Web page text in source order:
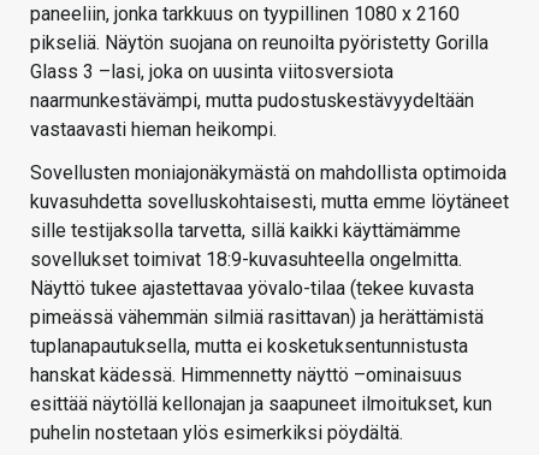
paneeliin, jonka tarkkuus on tyypillinen 1080 x 2160
pikseliä. Näytön suojana on reunoilta pyöristetty Gorilla
Glass 3 –lasi, joka on uusinta viitosversiota
naarmunkestävämpi, mutta pudostuskestävyydeltään
vastaavasti hieman heikompi.
Sovellusten moniajonäkymästä on mahdollista optimoida
kuvasuhdetta sovelluskohtaisesti, mutta emme löytäneet
sille testijaksolla tarvetta, sillä kaikki käyttämämme
sovellukset toimivat 18:9-kuvasuhteella ongelmitta.
Näyttö tukee ajastettavaa yövalo-tilaa (tekee kuvasta
pimeässä vähemmän silmiä rasittavan) ja herättämistä
tuplanapautuksella, mutta ei kosketuksentunnistusta
hanskat kädessä. Himmennetty näyttö –ominaisuus
esittää näytöllä kellonajan ja saapuneet ilmoitukset, kun
puhelin nostetaan ylös esimerkiksi pöydältä.